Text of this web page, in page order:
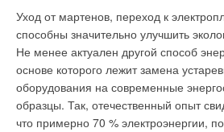
Уход от мартенов, переход к
способны значительно улучшить
Не менее актуален другой способ
основе которого лежит замена
оборудования на современные
образцы. Так, отечественный опыт
что примерно 70 % электроэнергии,
стояке. Это объясняется тем, что на
всегда находится осадок, который
сечение гидрозатвора на площади,
При полном перекрытии поперечного
осадком (случай засорения
❏ Продолжение в следующем номере
Сотников А.Г. Процессы, аппараты и
воздуха и вентиляции / Теория,
рубеже столетий. — СПб.:
II, ч. 2, 2007.